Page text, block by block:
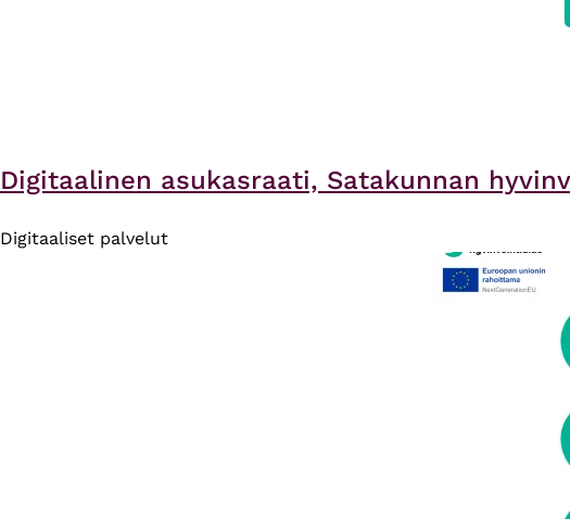
Digitaalinen asukasraati, Satakunnan
Digitaaliset palvelut